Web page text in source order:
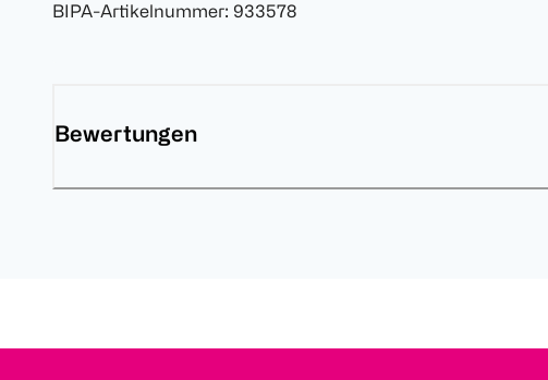
BIPA-Artikelnummer: 933578
Bewertungen